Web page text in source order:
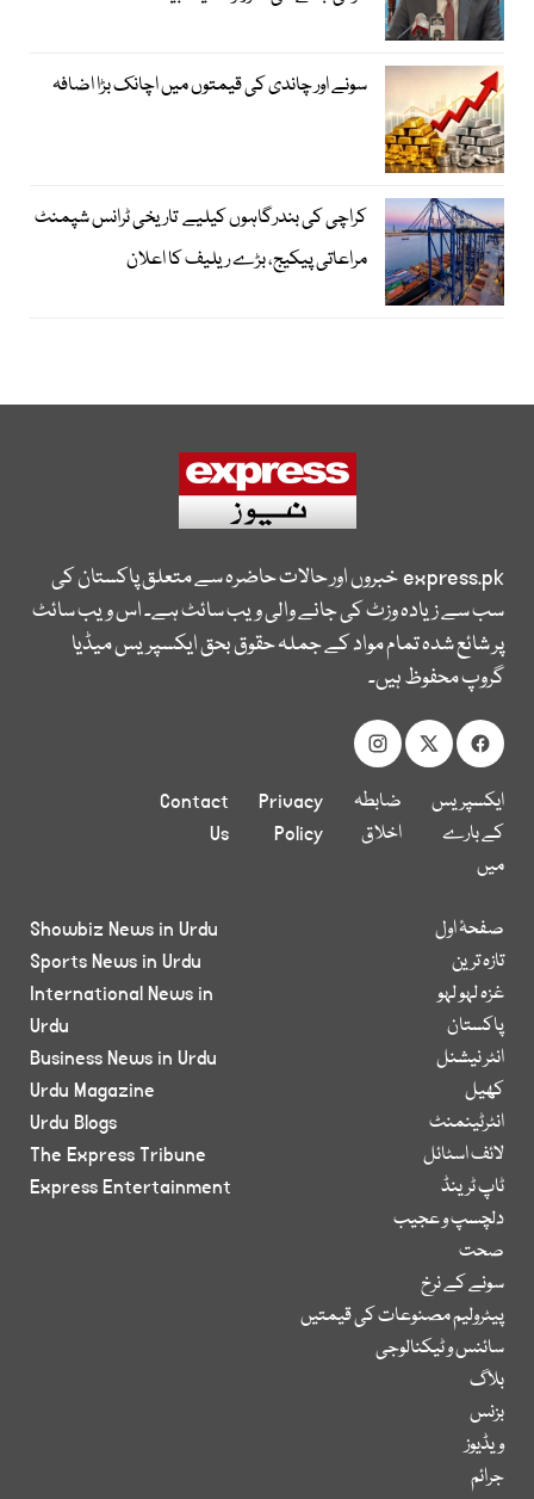
سونے اور چاندی کی قیمتوں میں اچانک بڑا اضافہ
کراچی کی بندرگاہوں کیلیے تاریخی ٹرانس شپمنٹ
مراعاتی پیکیج، بڑے ریلیف کا اعلان
express.pkخبروں اور حالات حاضرہ سے متعلق پاکستان کی
سب سے زیادہ وزٹ کی جانے والی ویب سائٹ ہے۔ اس ویب سائٹ
پر شائع شدہ تمام مواد کے جملہ حقوق بحق ایکسپریس میڈیا
گروپ محفوظ ہیں۔
ایکسپریس
کے بارے
میں
ضابطہ
اخلاق
Privacy
Policy
Contact
Us
صفحۂ اول
تازہ ترین
غزہ لہو لہو
پاکستان
انٹر نیشنل
کھیل
انٹرٹینمنٹ
لائف اسٹائل
ٹاپ ٹرینڈ
دلچسپ و عجیب
صحت
سونے کے نرخ
پیٹرولیم مصنوعات کی قیمتیں
سائنس و ٹیکنالوجی
بلاگ
بزنس
ویڈیوز
جرائم
Showbiz News in Urdu
Sports News in Urdu
International News in
Urdu
Business News in Urdu
Urdu Magazine
Urdu Blogs
The Express Tribune
Express Entertainment